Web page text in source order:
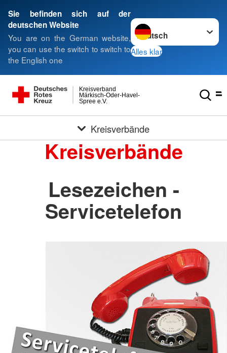
Sie befinden sich auf der
deutschen Website
You are on the German website,
you can use the switch to switch to
the English one
Sprache wechseln zu
Alles klar
Spree e.V.
Märkisch-Oder-Havel-
Kreisverband
Kreisverbände
Kreisverbände
Lesezeichen -
Servicetelefon